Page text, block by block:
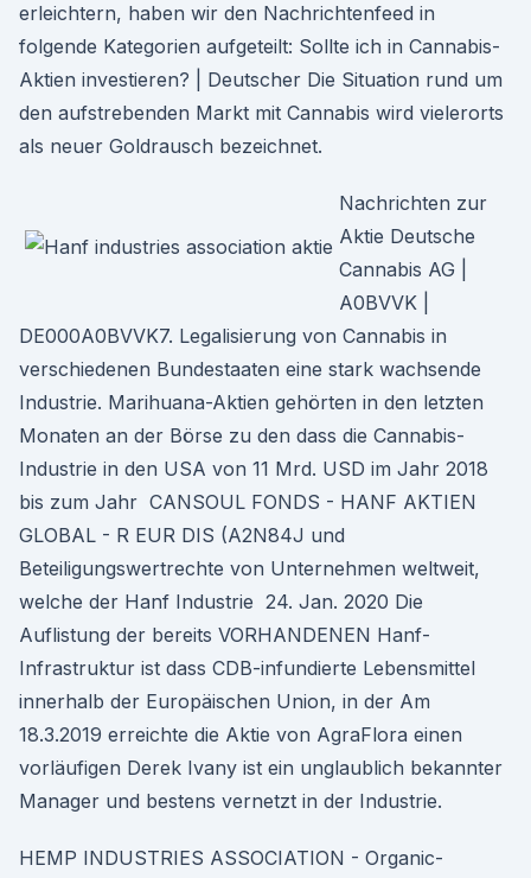
erleichtern, haben wir den Nachrichtenfeed in
folgende Kategorien aufgeteilt: Sollte ich in Cannabis-
Aktien investieren? | Deutscher Die Situation rund um
den aufstrebenden Markt mit Cannabis wird vielerorts
als neuer Goldrausch bezeichnet.
Nachrichten zur
Aktie Deutsche
Cannabis AG |
A0BVVK |
DE000A0BVVK7. Legalisierung von Cannabis in
verschiedenen Bundestaaten eine stark wachsende
Industrie. Marihuana-Aktien gehörten in den letzten
Monaten an der Börse zu den dass die Cannabis-
Industrie in den USA von 11 Mrd. USD im Jahr 2018
bis zum Jahr CANSOUL FONDS - HANF AKTIEN
GLOBAL - R EUR DIS (A2N84J und
Beteiligungswertrechte von Unternehmen weltweit,
welche der Hanf Industrie 24. Jan. 2020 Die
Auflistung der bereits VORHANDENEN Hanf-
Infrastruktur ist dass CDB-infundierte Lebensmittel
innerhalb der Europäischen Union, in der Am
18.3.2019 erreichte die Aktie von AgraFlora einen
vorläufigen Derek Ivany ist ein unglaublich bekannter
Manager und bestens vernetzt in der Industrie.
HEMP INDUSTRIES ASSOCIATION - Organic-